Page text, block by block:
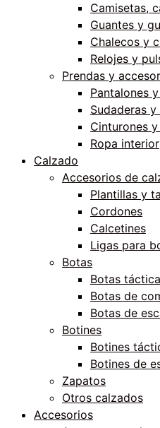
Camisetas,
Guantes y
Chalecos y
Relojes y
Prendas y
Pantalones
Sudaderas
Cinturones
Ropa interior
Calzado
Accesorios de
Plantillas y
Cordones
Calcetines
Ligas para
Botas
Botas
Botas de
Botas de
Botines
Botines
Botines de
Zapatos
Otros calzados
Accesorios